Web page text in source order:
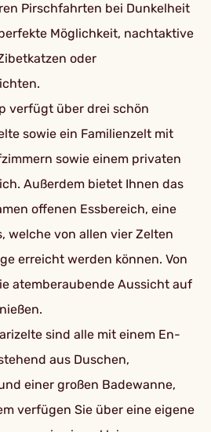
Pirschfahrten bei Dunkelheit
Möglichkeit, nachtaktive
oder
verfügt über drei schön
sowie ein Familienzelt mit
sowie einem privaten
Außerdem bietet Ihnen das
offenen Essbereich, eine
welche von allen vier Zelten
erreicht werden können. Von
atemberaubende Aussicht auf
sind alle mit einem En-
aus Duschen,
einer großen Badewanne,
verfügen Sie über eine eigene